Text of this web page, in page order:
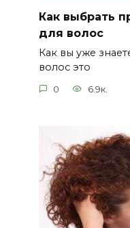
Как выбрать
для волос
Как вы уже
волос это
0 6.9к.